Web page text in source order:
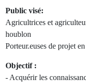
Public visé:
Agricultrices et
houblon
Porteur.euses de projet
Objectif :
- Acquérir les